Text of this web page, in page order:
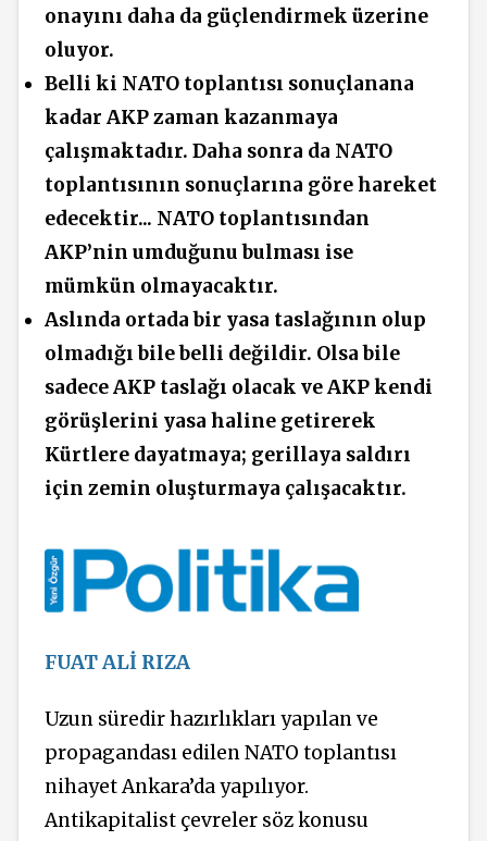
onayını daha da güçlendirmek üzerine
oluyor.
Belli ki NATO toplantısı sonuçlanana
kadar AKP zaman kazanmaya
çalışmaktadır. Daha sonra da NATO
toplantısının sonuçlarına göre hareket
edecektir... NATO toplantısından
AKP’nin umduğunu bulması ise
mümkün olmayacaktır.
Aslında ortada bir yasa taslağının olup
olmadığı bile belli değildir. Olsa bile
sadece AKP taslağı olacak ve AKP kendi
görüşlerini yasa haline getirerek
Kürtlere dayatmaya; gerillaya saldırı
için zemin oluşturmaya çalışacaktır.
FUAT ALİ RIZA
Uzun süredir hazırlıkları yapılan ve
propagandası edilen NATO toplantısı
nihayet Ankara’da yapılıyor.
Antikapitalist çevreler söz konusu